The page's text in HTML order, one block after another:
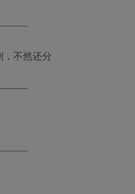
，不然还分